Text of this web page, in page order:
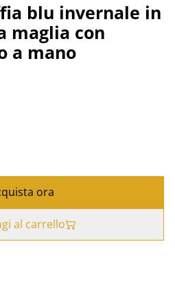
blu invernale in
maglia con
a mano
ora
al carrello